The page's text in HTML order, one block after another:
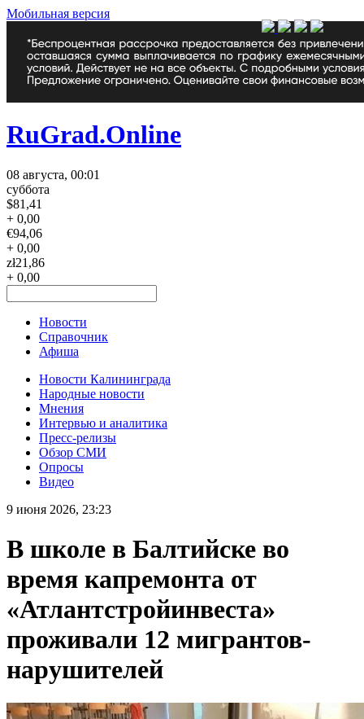
Мобильная версия
RuGrad.Online
08 августа, 00:01
суббота
$81,41
+ 0,00
€94,06
+ 0,00
zł21,86
+ 0,00
Новости
Справочник
Афиша
Новости Калининграда
Народные новости
Мнения
Интервью и аналитика
Пресс-релизы
Обзор СМИ
Опросы
Видео
9 июня 2026, 23:23
В школе в Балтийске во
время капремонта от
«Атлантстройинвеста»
проживали 12 мигрантов-
нарушителей